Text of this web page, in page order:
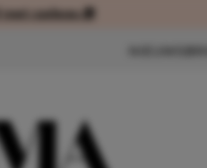
cadeau 🎁
voordelig of met cadeau 🎁